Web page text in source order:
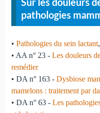
pathologies
• Pathologies du sein lactant
• AA n° 23 - Les douleurs
remédier
• DA n° 163 - Dysbiose
mamelons : traitement par
• DA n° 63 - Les